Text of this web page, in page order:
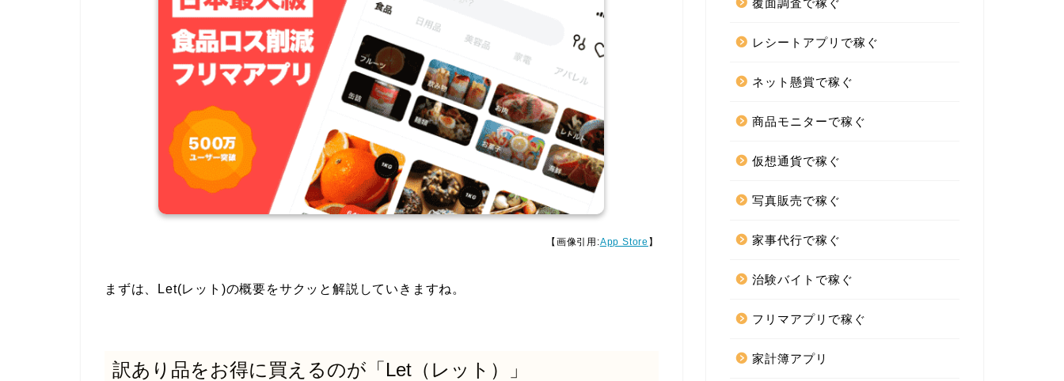
【画像引用:App Store 】
まずは、Let(レット)の概要をサクッと解説していきますね。
訳あり品をお得に買えるのが「Let（レット）」
レシートアプリで稼ぐ
ネット懸賞で稼ぐ
商品モニターで稼ぐ
仮想通貨で稼ぐ
写真販売で稼ぐ
家事代行で稼ぐ
治験バイトで稼ぐ
フリマアプリで稼ぐ
家計簿アプリ